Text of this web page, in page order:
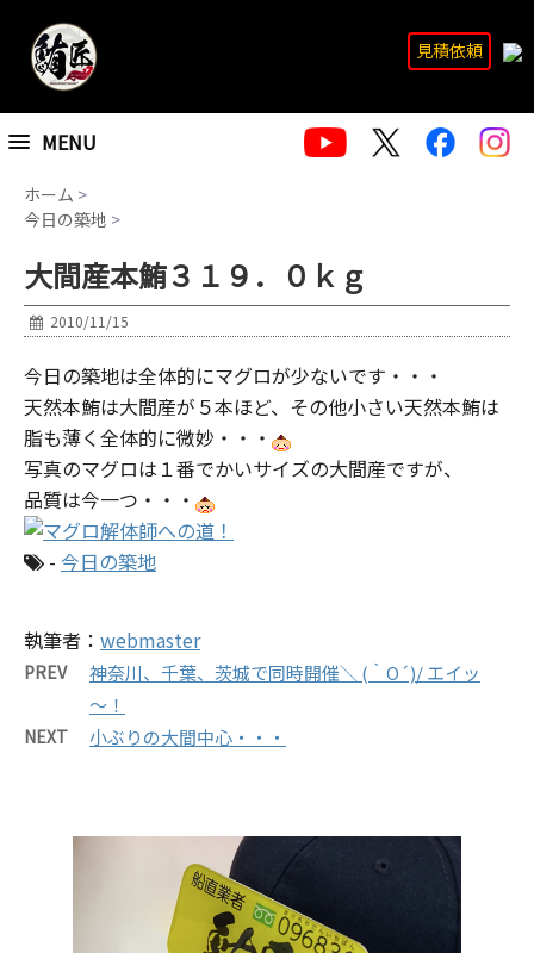
MENU
見積依頼
ホーム >
今日の築地 >
大間産本鮪３１９．０ｋｇ
2010/11/15
今日の築地は全体的にマグロが少ないです・・・
天然本鮪は大間産が５本ほど、その他小さい天然本鮪は
脂も薄く全体的に微妙・・・
写真のマグロは１番でかいサイズの大間産ですが、
品質は今一つ・・・
- 今日の築地
執筆者： webmaster
PREV
神奈川、千葉、茨城で同時開催＼ (｀O´)/ エイッ
～！
NEXT 小ぶりの大間中心・・・